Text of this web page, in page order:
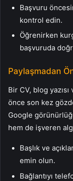
Başvuru
kontrol edin.
Öğrenirken
başvuruda
Paylaşmadan
Bir CV, blog
önce son kez
Google
hem de işveren
Başlık ve
emin olun.
Bağlantıyı